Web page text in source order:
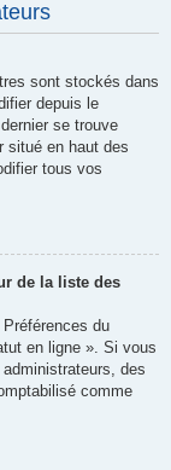
sont stockés dans
depuis le
se trouve
situé en haut des
tous vos
de la liste des
du
en ligne ». Si vous
des
comme